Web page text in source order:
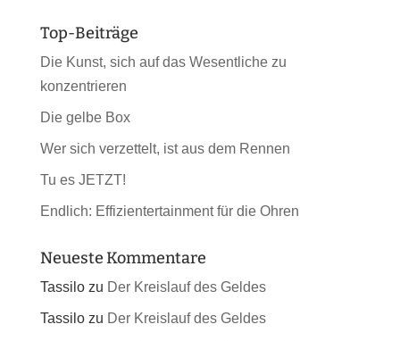
Top-Beiträge
Die Kunst, sich auf das Wesentliche zu
konzentrieren
Die gelbe Box
Wer sich verzettelt, ist aus dem Rennen
Tu es JETZT!
Endlich: Effizientertainment für die Ohren
Neueste Kommentare
Tassilozu Der Kreislauf des Geldes
Tassilozu Der Kreislauf des Geldes